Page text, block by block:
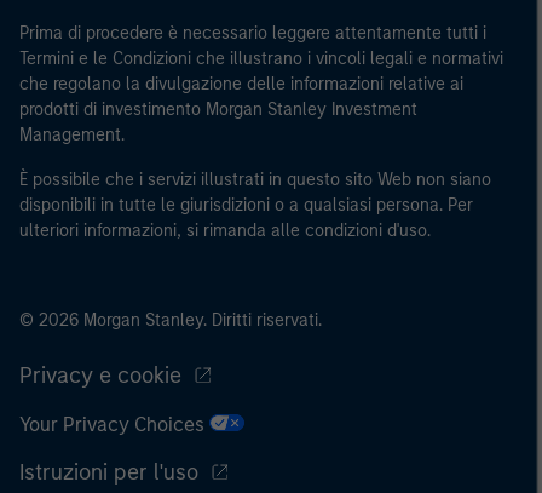
Prima di procedere è necessario leggere attentamente tutti i
Termini e le Condizioni che illustrano i vincoli legali e normativi
che regolano la divulgazione delle informazioni relative ai
prodotti di investimento Morgan Stanley Investment
Management.
È possibile che i servizi illustrati in questo sito Web non siano
disponibili in tutte le giurisdizioni o a qualsiasi persona. Per
ulteriori informazioni, si rimanda alle condizioni d'uso.
© 2026 Morgan Stanley. Diritti riservati.
Privacy e cookie
Your Privacy Choices
Istruzioni per l'uso